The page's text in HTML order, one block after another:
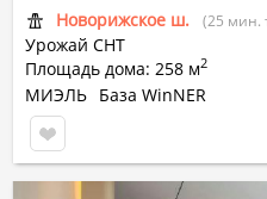
Новорижское ш. (25 мин.
Урожай СНТ
Площадь дома: 258 м2
МИЭЛЬ База WinNER